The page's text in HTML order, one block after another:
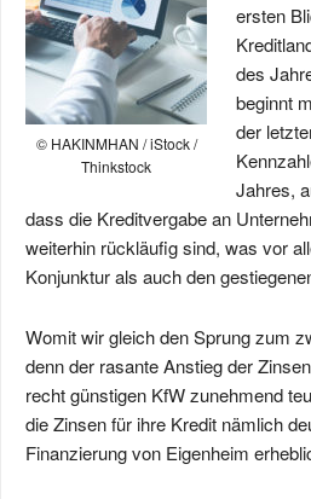
© HAKINMHAN / iStock /
Thinkstock
ersten
des
beginnt
der
Jahres,
dass die Kreditvergabe an
weiterhin rückläufig sind, was vor
Konjunktur als auch den
Womit wir gleich den Sprung zum
denn der rasante Anstieg der
recht günstigen KfW zunehmend
die Zinsen für ihre Kredit nämlich
Finanzierung von Eigenheim